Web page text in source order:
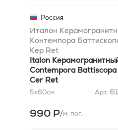
Россия
Италон
Контемпора
Кер Ret
Italon
Contempora
Cer Ret
5x60см Арт.
990 Р/м. пог.